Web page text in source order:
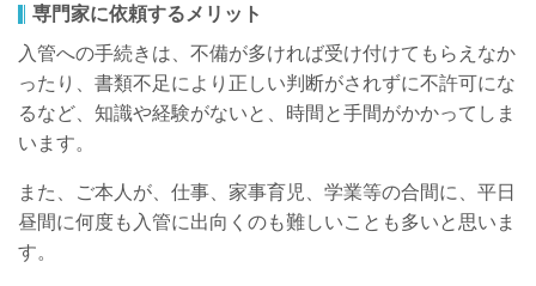
専門家に依頼するメリット
入管への手続きは、不備が多ければ受け付けてもらえなか
ったり、書類不足により正しい判断がされずに不許可にな
るなど、知識や経験がないと、時間と手間がかかってしま
います。
また、ご本人が、仕事、家事育児、学業等の合間に、平日
昼間に何度も入管に出向くのも難しいことも多いと思いま
す。